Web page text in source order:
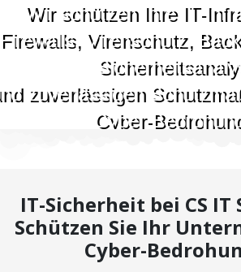
Wir schützen Ihre IT-
Virenschutz,
zuverlässigen
Cyber-
IT-Sicherheit bei CS IT
Schützen Sie Ihr
Cyber-